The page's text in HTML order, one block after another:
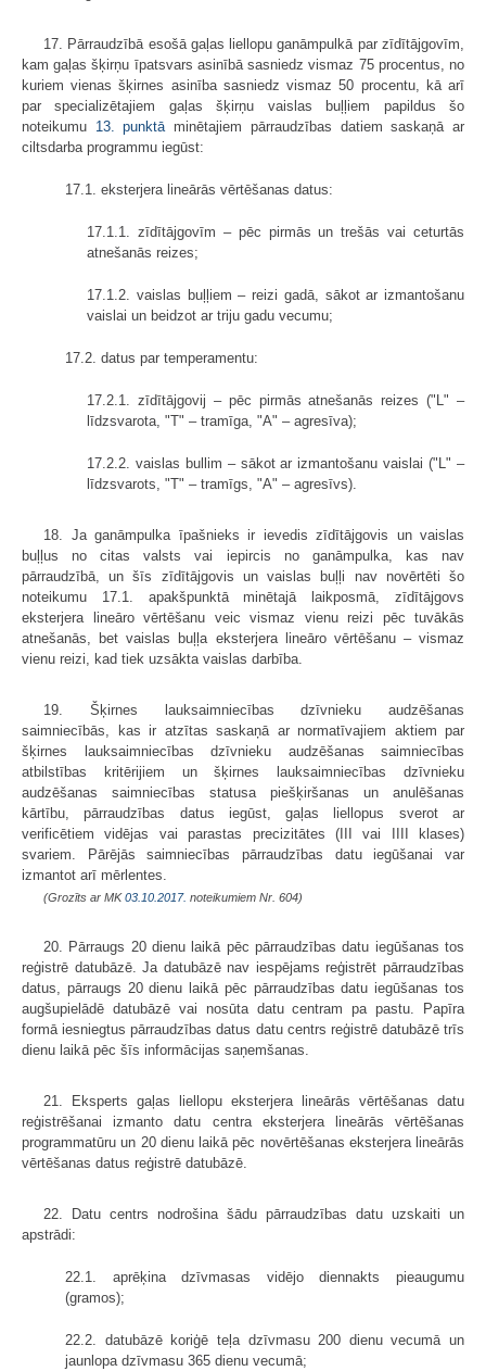
17. Pārraudzībā esošā gaļas liellopu ganāmpulkā par zīdītājgovīm,
kam gaļas šķirņu īpatsvars asinībā sasniedz vismaz 75 procentus, no
kuriem vienas šķirnes asinība sasniedz vismaz 50 procentu, kā arī
par specializētajiem gaļas šķirņu vaislas buļļiem papildus šo
noteikumu 13. punktāminētajiem pārraudzības datiem saskaņā ar
ciltsdarba programmu iegūst:
17.1. eksterjera lineārās vērtēšanas datus:
17.1.1. zīdītājgovīm – pēc pirmās un trešās vai ceturtās
atnešanās reizes;
17.1.2. vaislas buļļiem – reizi gadā, sākot ar izmantošanu
vaislai un beidzot ar triju gadu vecumu;
17.2. datus par temperamentu:
17.2.1. zīdītājgovij – pēc pirmās atnešanās reizes ("L" –
līdzsvarota, "T" – tramīga, "A" – agresīva);
17.2.2. vaislas bullim – sākot ar izmantošanu vaislai ("L" –
līdzsvarots, "T" – tramīgs, "A" – agresīvs).
18. Ja ganāmpulka īpašnieks ir ievedis zīdītājgovis un vaislas
buļļus no citas valsts vai iepircis no ganāmpulka, kas nav
pārraudzībā, un šīs zīdītājgovis un vaislas buļļi nav novērtēti šo
noteikumu 17.1. apakšpunktā minētajā laikposmā, zīdītājgovs
eksterjera lineāro vērtēšanu veic vismaz vienu reizi pēc tuvākās
atnešanās, bet vaislas buļļa eksterjera lineāro vērtēšanu – vismaz
vienu reizi, kad tiek uzsākta vaislas darbība.
19. Šķirnes lauksaimniecības dzīvnieku audzēšanas
saimniecībās, kas ir atzītas saskaņā ar normatīvajiem aktiem par
šķirnes lauksaimniecības dzīvnieku audzēšanas saimniecības
atbilstības kritērijiem un šķirnes lauksaimniecības dzīvnieku
audzēšanas saimniecības statusa piešķiršanas un anulēšanas
kārtību, pārraudzības datus iegūst, gaļas liellopus sverot ar
verificētiem vidējas vai parastas precizitātes (III vai IIII klases)
svariem. Pārējās saimniecības pārraudzības datu iegūšanai var
izmantot arī mērlentes.
(Grozīts ar MK03.10.2017. noteikumiem Nr. 604)
20. Pārraugs 20 dienu laikā pēc pārraudzības datu iegūšanas tos
reģistrē datubāzē. Ja datubāzē nav iespējams reģistrēt pārraudzības
datus, pārraugs 20 dienu laikā pēc pārraudzības datu iegūšanas tos
augšupielādē datubāzē vai nosūta datu centram pa pastu. Papīra
formā iesniegtus pārraudzības datus datu centrs reģistrē datubāzē trīs
dienu laikā pēc šīs informācijas saņemšanas.
21. Eksperts gaļas liellopu eksterjera lineārās vērtēšanas datu
reģistrēšanai izmanto datu centra eksterjera lineārās vērtēšanas
programmatūru un 20 dienu laikā pēc novērtēšanas eksterjera lineārās
vērtēšanas datus reģistrē datubāzē.
22. Datu centrs nodrošina šādu pārraudzības datu uzskaiti un
apstrādi:
22.1. aprēķina dzīvmasas vidējo diennakts pieaugumu
(gramos);
22.2. datubāzē koriģē teļa dzīvmasu 200 dienu vecumā un
jaunlopa dzīvmasu 365 dienu vecumā;